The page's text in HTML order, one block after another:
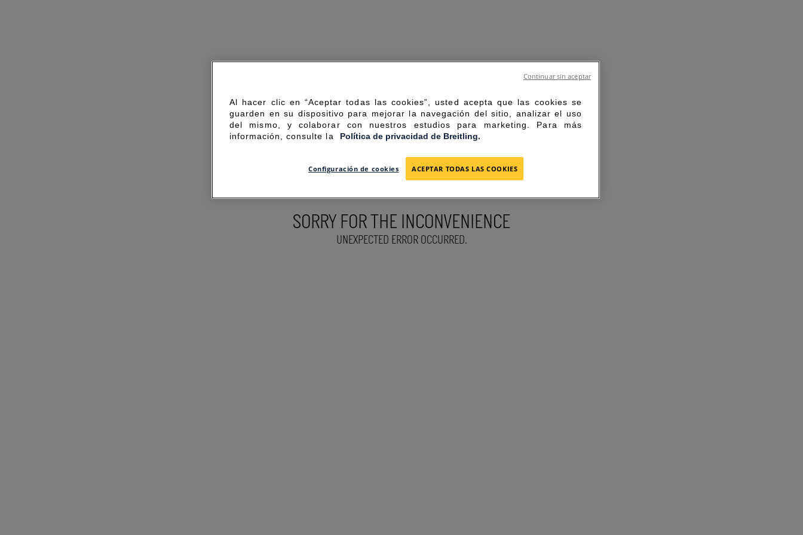
SORRY FOR THE INCONVENIENCE
UNEXPECTED ERROR OCCURRED.
Al hacer clic en “Aceptar todas las cookies”, usted acepta que las cookies se
guarden en su dispositivo para mejorar la navegación del sitio, analizar el uso
del mismo, y colaborar con nuestros estudios para marketing. Para más
información, consulte la
Política de privacidad de Breitling.
Configuración de cookies ACEPTAR TODAS LAS COOKIES
Continuar sin aceptar